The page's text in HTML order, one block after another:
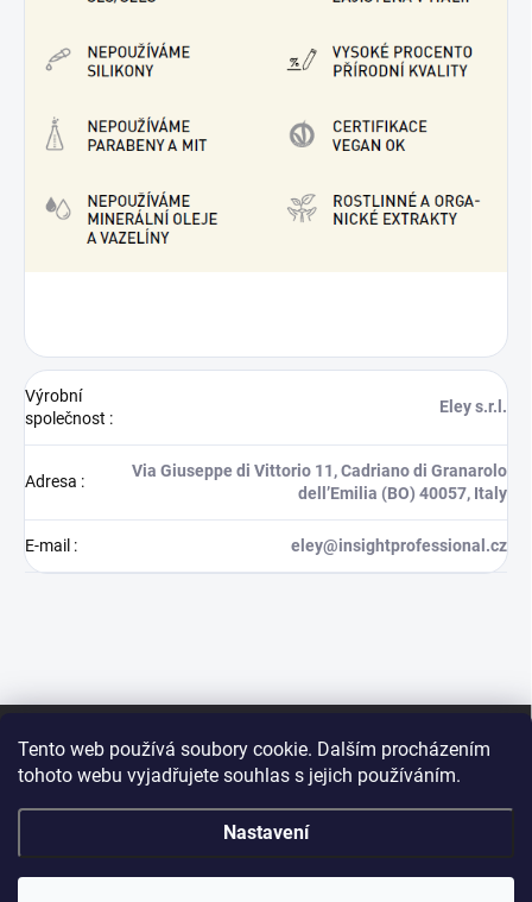
Tento web používá soubory cookie. Dalším procházením
tohoto webu vyjadřujete souhlas s jejich používáním.
Nastavení
Výrobní
společnost :
Eley s.r.l.
Adresa :
Via Giuseppe di Vittorio 11, Cadriano di Granarolo
dell’Emilia (BO) 40057, Italy
E-mail : eley@insightprofessional.cz